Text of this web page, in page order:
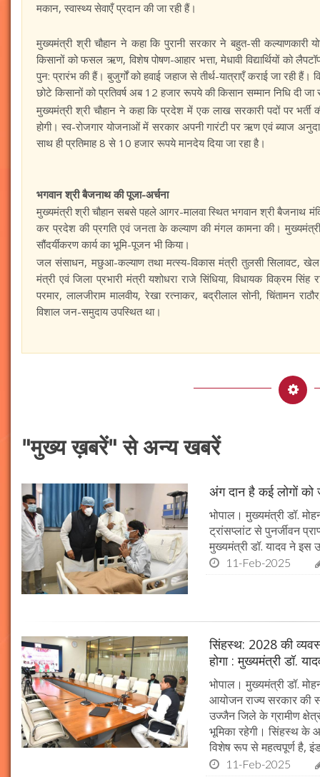
मकान, स्वास्थ्य सेवाएँ प्रदान की जा रही हैं।
मुख्यमंत्री श्री चौहान ने कहा कि पुरानी सरकार ने बहुत-सी कल्याणकारी
किसानों को फसल ऋण, विशेष पोषण-आहार भत्ता, मेधावी विद्यार्थियों को
पुन: प्रारंभ की हैं। बुजुर्गों को हवाई जहाज से तीर्थ-यात्राएँ कराई जा रही
छोटे किसानों को प्रतिवर्ष अब 12 हजार रूपये की किसान सम्मान निधि दी जा
मुख्यमंत्री श्री चौहान ने कहा कि प्रदेश में एक लाख सरकारी पदों पर भर्ती
होगी। स्व-रोजगार योजनाओं में सरकार अपनी गारंटी पर ऋण एवं ब्याज
साथ ही प्रतिमाह 8 से 10 हजार रूपये मानदेय दिया जा रहा है।
भगवान श्री बैजनाथ की पूजा-अर्चना
मुख्यमंत्री श्री चौहान सबसे पहले आगर-मालवा स्थित भगवान श्री बैजनाथ
कर प्रदेश की प्रगति एवं जनता के कल्याण की मंगल कामना की।
सौंदर्यीकरण कार्य का भूमि-पूजन भी किया।
जल संसाधन, मछुआ-कल्याण तथा मत्स्य-विकास मंत्री तुलसी सिलावट, खेल
मंत्री एवं जिला प्रभारी मंत्री यशोधरा राजे सिंधिया, विधायक विक्रम सिंह
परमार, लालजीराम मालवीय, रेखा रत्नाकर, बद्रीलाल सोनी, चिंतामन
विशाल जन-समुदाय उपस्थित था।
"मुख्य ख़बरें" से अन्य खबरें
अंग दान है कई लोगों को
भोपाल। मुख्यमंत्री डॉ.
ट्रांसप्लांट से पुनर्जीवन
मुख्यमंत्री डॉ. यादव ने इस
11-Feb-2025
सिंहस्थ: 2028 की
होगा : मुख्यमंत्री डॉ.
भोपाल। मुख्यमंत्री डॉ.
आयोजन राज्य सरकार की
उज्जैन जिले के ग्रामीण
भूमिका रहेगी। सिंहस्थ के
विशेष रूप से महत्वपूर्ण है,
11-Feb-2025